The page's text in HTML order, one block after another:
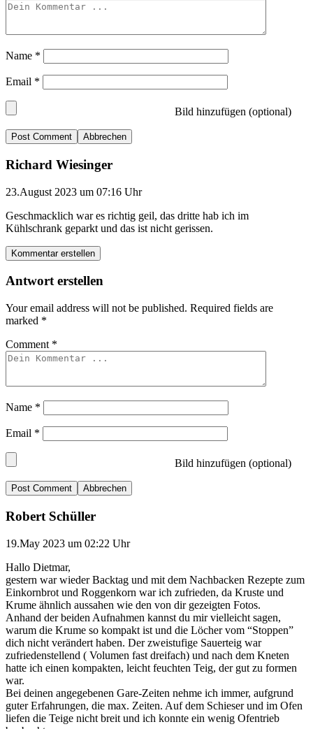
Name *
Email *
Bild hinzufügen (optional)
Abbrechen
Richard Wiesinger
23.August 2023 um 07:16 Uhr
Geschmacklich war es richtig geil, das dritte hab ich im
Kühlschrank geparkt und das ist nicht gerissen.
Kommentar erstellen
Antwort erstellen
Your email address will not be published. Required fields are
marked *
Comment *
Name *
Email *
Bild hinzufügen (optional)
Abbrechen
Robert Schüller
19.May 2023 um 02:22 Uhr
Hallo Dietmar,
gestern war wieder Backtag und mit dem Nachbacken Rezepte zum
Einkornbrot und Roggenkorn war ich zufrieden, da Kruste und
Krume ähnlich aussahen wie den von dir gezeigten Fotos.
Anhand der beiden Aufnahmen kannst du mir vielleicht sagen,
warum die Krume so kompakt ist und die Löcher vom “Stoppen”
dich nicht verändert haben. Der zweistufige Sauerteig war
zufriedenstellend ( Volumen fast dreifach) und nach dem Kneten
hatte ich einen kompakten, leicht feuchten Teig, der gut zu formen
war.
Bei deinen angegebenen Gare-Zeiten nehme ich immer, aufgrund
guter Erfahrungen, die max. Zeiten. Auf dem Schieser und im Ofen
liefen die Teige nicht breit und ich konnte ein wenig Ofentrieb